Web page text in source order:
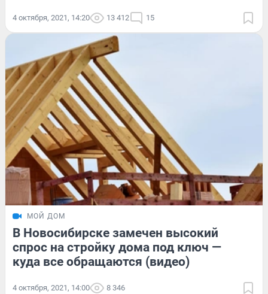
4 октября, 2021, 14:20 13 412 15
МОЙ ДОМ
В Новосибирске замечен высокий
спрос на стройку дома под ключ —
куда все обращаются (видео)
4 октября, 2021, 14:00 8 346